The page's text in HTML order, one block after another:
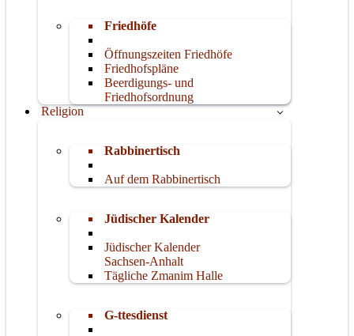
Friedhöfe
Öffnungszeiten Friedhöfe
Friedhofspläne
Beerdigungs- und
Friedhofsordnung
Religion
Rabbinertisch
Auf dem Rabbinertisch
Jüdischer Kalender
Jüdischer Kalender
Sachsen-Anhalt
Tägliche Zmanim Halle
G-ttesdienst